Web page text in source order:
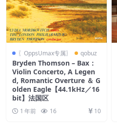
〖OppsUmax专属〗 qobuz
Bryden Thomson – Bax：
Violin Concerto, A Legen
d, Romantic Overture ＆ G
olden Eagle【44.1kHz／16
bit】法国区
1 年前 16 10